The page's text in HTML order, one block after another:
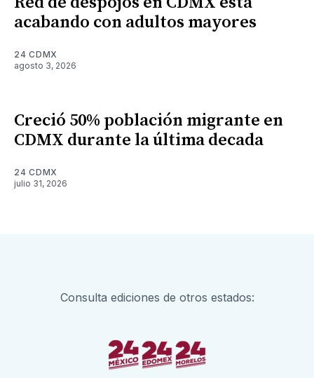
acabando con adultos mayores
24 CDMX
agosto 3, 2026
Creció 50% población migrante en
CDMX durante la última decada
24 CDMX
julio 31, 2026
Consulta ediciones de otros estados: